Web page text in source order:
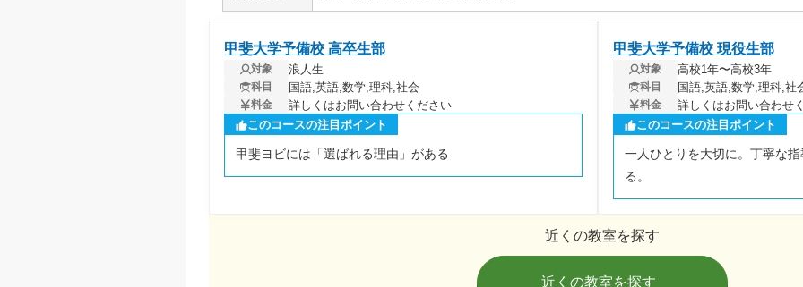
甲斐大学予備校 高卒生部
対象 浪人生
科目 国語,英語,数学,理科,社会
料金
詳しくはお問い合わせください
このコースの注目ポイント
甲斐ヨビには「選ばれる理由」がある
甲斐大学予備校 現役生部
対象 高校1年〜高校3年
科目 国語,英語,数学,理科,社
料金
詳しくはお問い合わせ
このコースの注目ポイント
一人ひとりを大切に。丁寧な
る。
近くの教室を探す
近くの教室を探す